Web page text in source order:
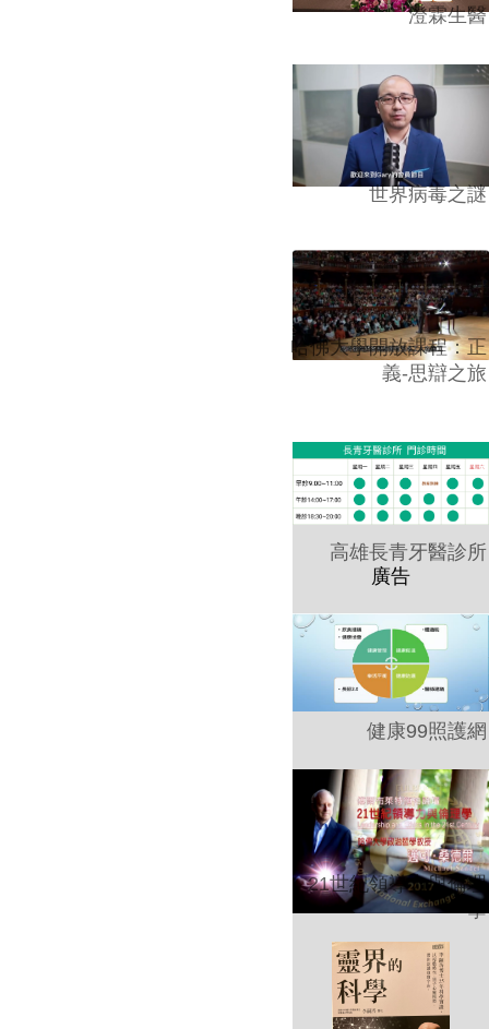
澄霖生醫
世界病毒之謎
哈佛大學開放課程：正
義-思辯之旅
高雄長青牙醫診所
健康99照護網
21世紀領導力與倫理
學